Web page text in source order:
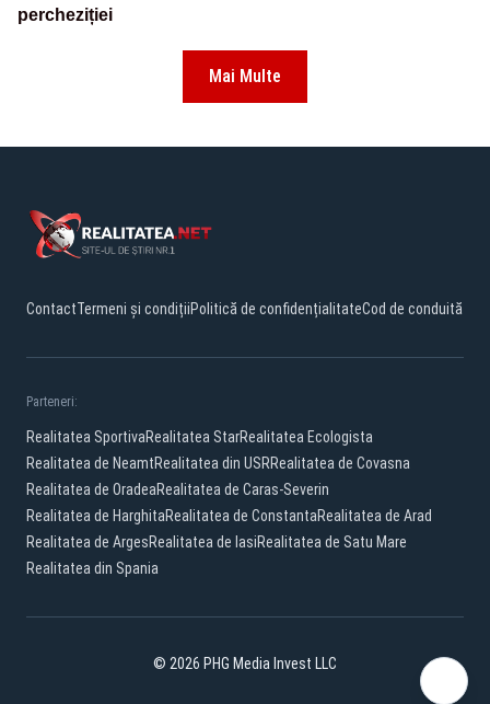
percheziției
Mai Multe
ContactTermeni și condițiiPolitică de confidențialitateCod de conduită
Parteneri:
Realitatea SportivaRealitatea StarRealitatea Ecologista
Realitatea de NeamtRealitatea din USRRealitatea de Covasna
Realitatea de OradeaRealitatea de Caras-Severin
Realitatea de HarghitaRealitatea de ConstantaRealitatea de Arad
Realitatea de ArgesRealitatea de IasiRealitatea de Satu Mare
Realitatea din Spania
© 2026 PHG Media Invest LLC